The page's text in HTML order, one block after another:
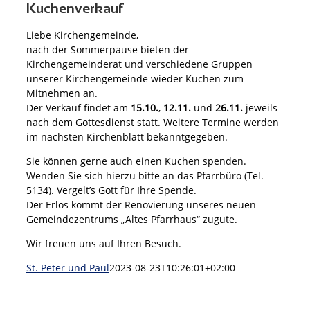
Kuchenverkauf
Liebe Kirchengemeinde,
nach der Sommerpause bieten der
Kirchengemeinderat und verschiedene Gruppen
unserer Kirchengemeinde wieder Kuchen zum
Mitnehmen an.
Der Verkauf findet am 15.10., 12.11. und 26.11. jeweils
nach dem Gottesdienst statt. Weitere Termine werden
im nächsten Kirchenblatt bekanntgegeben.
Sie können gerne auch einen Kuchen spenden.
Wenden Sie sich hierzu bitte an das Pfarrbüro (Tel.
5134). Vergelt’s Gott für Ihre Spende.
Der Erlös kommt der Renovierung unseres neuen
Gemeindezentrums „Altes Pfarrhaus“ zugute.
Wir freuen uns auf Ihren Besuch.
St. Peter und Paul2023-08-23T10:26:01+02:00